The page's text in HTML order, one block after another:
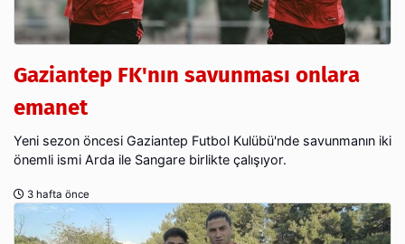
Gaziantep FK'nın savunması onlara
emanet
Yeni sezon öncesi Gaziantep Futbol Kulübü'nde savunmanın iki
önemli ismi Arda ile Sangare birlikte çalışıyor.
3 hafta önce